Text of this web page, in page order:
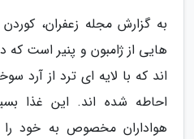
به گزارش مجله زعفران، کوردن
هایی از ژامبون و پنیر است که
اند که با لایه ای ترد از آرد
احاطه شده اند. این غذا
هواداران مخصوص به خود را